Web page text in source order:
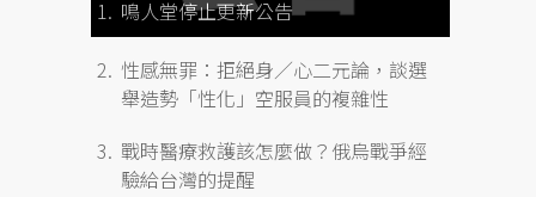
鳴人堂停止更新公告
性感無罪：拒絕身／心二元論，談選
舉造勢「性化」空服員的複雜性
戰時醫療救護該怎麼做？俄烏戰爭經
驗給台灣的提醒